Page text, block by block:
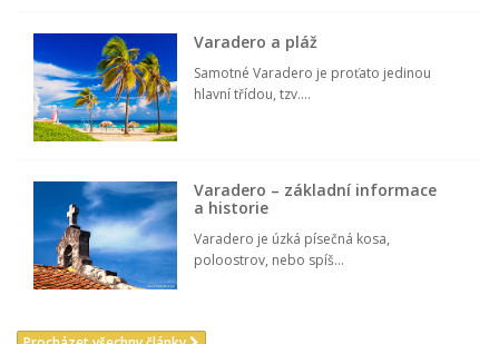
Varadero a pláž
Samotné Varadero je proťato jedinou
hlavní třídou, tzv....
Varadero – základní informace
a historie
Varadero je úzká písečná kosa,
poloostrov, nebo spíš...